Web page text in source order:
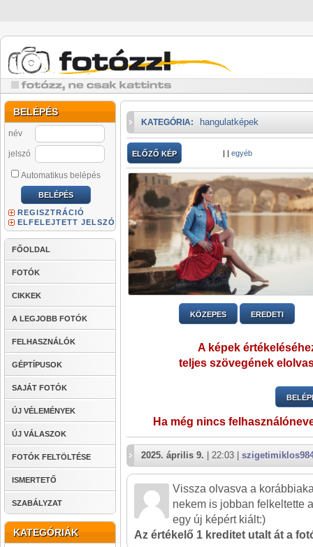
BELÉPÉS
név
jelszó
Automatikus belépés
REGISZTRÁCIÓ
ELFELEJTETT JELSZÓ
FŐOLDAL
FOTÓK
CIKKEK
A LEGJOBB FOTÓK
FELHASZNÁLÓK
GÉPTÍPUSOK
SAJÁT FOTÓK
ÚJ VÉLEMÉNYEK
ÚJ VÁLASZOK
FOTÓK FELTÖLTÉSE
ISMERTETŐ
SZABÁLYZAT
KATEGÓRIÁK
KATEGÓRIA: hangulatképek
ELŐZŐ KÉP | | egyéb
KÖZEPES EREDETI
A képek
teljes szövegének
Ha még nincs
2025. április 9. | 22:03 |
Vissza olvasva a
nekem is jobban felkeltette
egy új képért kiált:)
Az értékelő 1 kreditet utalt át a